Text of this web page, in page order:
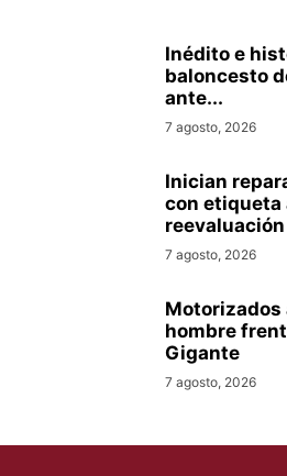
Inédito e
baloncesto
ante...
7 agosto, 2026
Inician
con etiqueta
7 agosto, 2026
Motorizados
hombre
Gigante
7 agosto, 2026